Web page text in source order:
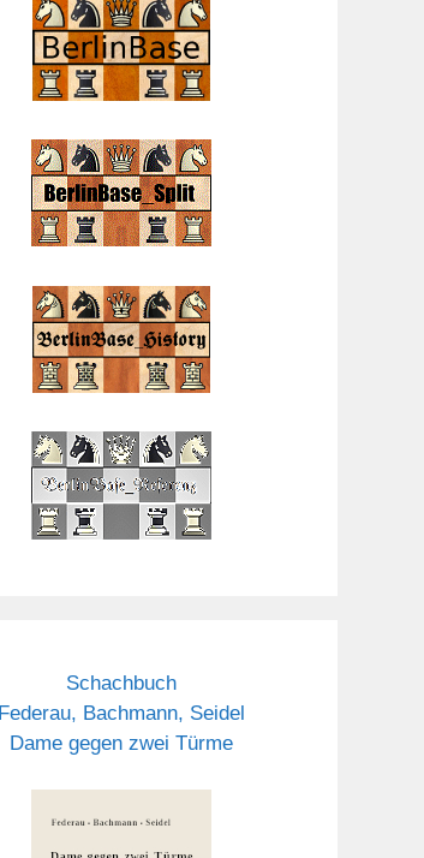
Schachbuch
Federau, Bachmann, Seidel
Dame gegen zwei Türme